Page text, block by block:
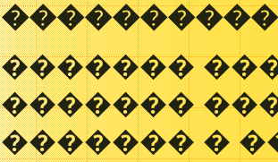
�������
�������
������� �